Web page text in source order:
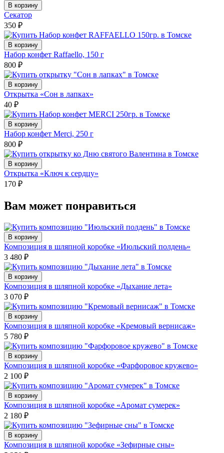
В корзину
Секатор
350 ₽
В корзину
Набор конфет Raffaello, 150 г
800 ₽
В корзину
Открытка «Сон в лапках»
40 ₽
В корзину
Набор конфет Merci, 250 г
800 ₽
В корзину
Открытка «Ключ к сердцу»
170 ₽
Вам может понравиться
В корзину
Композиция в шляпной коробке «Июльский полдень»
3 480 ₽
В корзину
Композиция в шляпной коробке «Дыхание лета»
3 070 ₽
В корзину
Композиция в шляпной коробке «Кремовый вернисаж»
5 780 ₽
В корзину
Композиция в шляпной коробке «Фарфоровое кружево»
2 100 ₽
В корзину
Композиция в шляпной коробке «Аромат сумерек»
2 180 ₽
В корзину
Композиция в шляпной коробке «Зефирные сны»